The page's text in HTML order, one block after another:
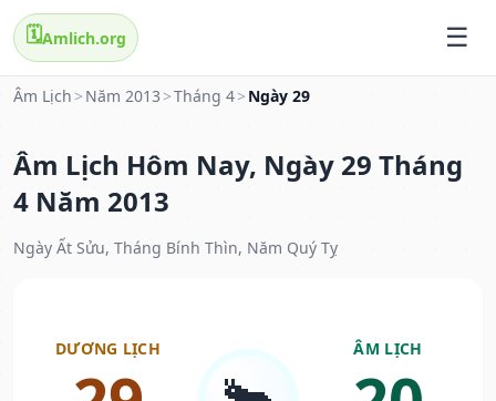
🗓️Amlich.org
Âm Lịch > Năm 2013 >Tháng 4> Ngày 29
Âm Lịch Hôm Nay, Ngày 29 Tháng
4 Năm 2013
Ngày Ất Sửu, Tháng Bính Thìn, Năm Quý Tỵ
DƯƠNG LỊCH ÂM LỊCH